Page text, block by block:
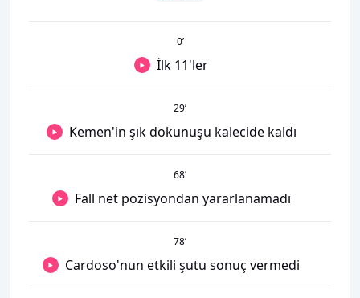
0’
İlk 11'ler
29’
Kemen'in şık dokunuşu kalecide kaldı
68’
Fall net pozisyondan yararlanamadı
78’
Cardoso'nun etkili şutu sonuç vermedi